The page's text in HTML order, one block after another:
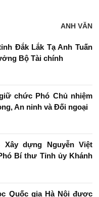
ANH VĂN
Đắk Lắk Tạ Anh Tuấn
Bộ Tài chính
chức Phó Chủ nhiệm
An ninh và Đối ngoại
dựng Nguyễn Việt
Bí thư Tỉnh ủy Khánh
Quốc gia Hà Nội được